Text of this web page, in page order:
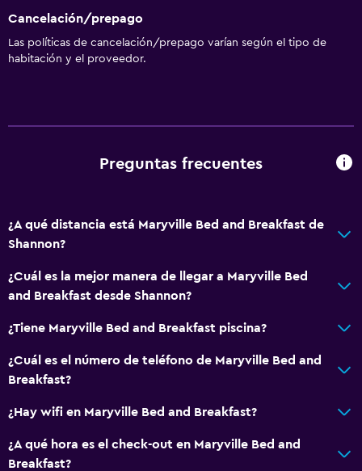
Cancelación/prepago
Las políticas de cancelación/prepago varían según el tipo de
habitación y el proveedor.
Preguntas frecuentes
¿A qué distancia está Maryville Bed and Breakfast de
Shannon?
¿Cuál es la mejor manera de llegar a Maryville Bed
and Breakfast desde Shannon?
¿Tiene Maryville Bed and Breakfast piscina?
¿Cuál es el número de teléfono de Maryville Bed and
Breakfast?
¿Hay wifi en Maryville Bed and Breakfast?
¿A qué hora es el check-out en Maryville Bed and
Breakfast?